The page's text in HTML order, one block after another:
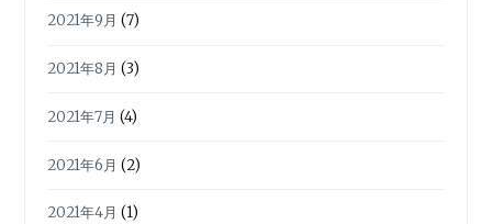
2021年9月 (7)
2021年8月 (3)
2021年7月 (4)
2021年6月 (2)
2021年4月 (1)